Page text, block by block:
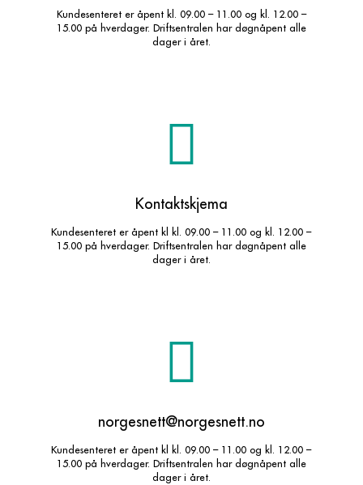
Kundesenteret er åpent kl. 09.00 – 11.00 og kl. 12.00 –
15.00 på hverdager. Driftsentralen har døgnåpent alle
dager i året.
Kontaktskjema
Kundesenteret er åpent kl kl. 09.00 – 11.00 og kl. 12.00 –
15.00 på hverdager. Driftsentralen har døgnåpent alle
dager i året.
norgesnett@norgesnett.no
Kundesenteret er åpent kl kl. 09.00 – 11.00 og kl. 12.00 –
15.00 på hverdager. Driftsentralen har døgnåpent alle
dager i året.